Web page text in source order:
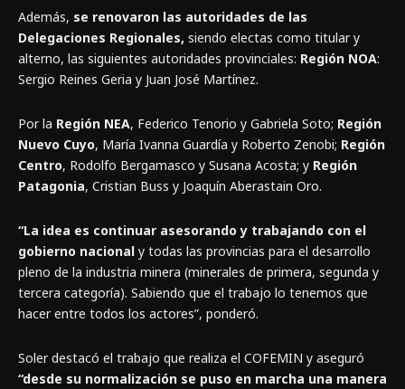
Además, se renovaron las autoridades de las
Delegaciones Regionales, siendo electas como titular y
alterno, las siguientes autoridades provinciales: Región NOA:
Sergio Reines Geria y Juan José Martínez.
Por la Región NEA, Federico Tenorio y Gabriela Soto; Región
Nuevo Cuyo, María Ivanna Guardía y Roberto Zenobi; Región
Centro, Rodolfo Bergamasco y Susana Acosta; y Región
Patagonia, Cristian Buss y Joaquín Aberastain Oro.
“La idea es continuar asesorando y trabajando con el
gobierno nacional y todas las provincias para el desarrollo
pleno de la industria minera (minerales de primera, segunda y
tercera categoría). Sabiendo que el trabajo lo tenemos que
hacer entre todos los actores”, ponderó.
Soler destacó el trabajo que realiza el COFEMIN y aseguró
“desde su normalización se puso en marcha una manera